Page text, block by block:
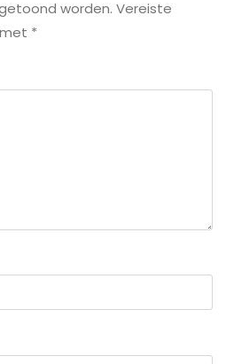
worden. Vereiste
*